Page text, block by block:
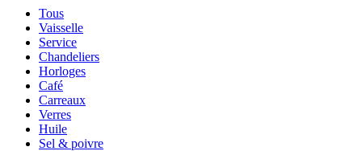
Tous
Vaisselle
Service
Chandeliers
Horloges
Café
Carreaux
Verres
Huile
Sel & poivre